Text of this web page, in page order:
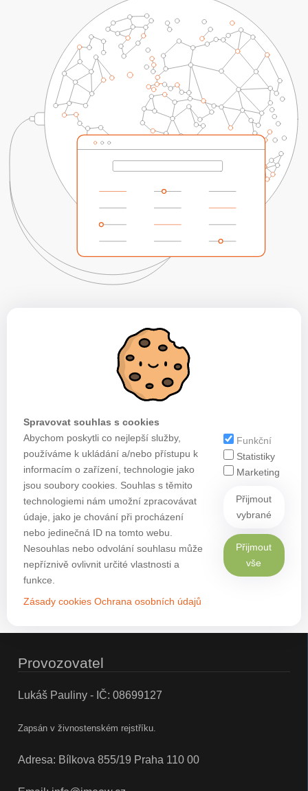
Spravovat souhlas s cookies
Abychom poskytli co nejlepší služby,
používáme k ukládání a/nebo přístupu k
informacím o zařízení, technologie jako
jsou soubory cookies. Souhlas s těmito
technologiemi nám umožní zpracovávat
údaje, jako je chování při procházení
nebo jedinečná ID na tomto webu.
Nesouhlas nebo odvolání souhlasu může
nepříznivě ovlivnit určité vlastnosti a
funkce.
Zásady cookies Ochrana osobních údajů
Funkční
Statistiky
Marketing
Přijmout
vybrané
Přijmout
vše
Provozovatel
Lukáš Pauliny - IČ: 08699127
Zapsán v živnostenském rejstříku.
Adresa: Bílkova 855/19 Praha 110 00